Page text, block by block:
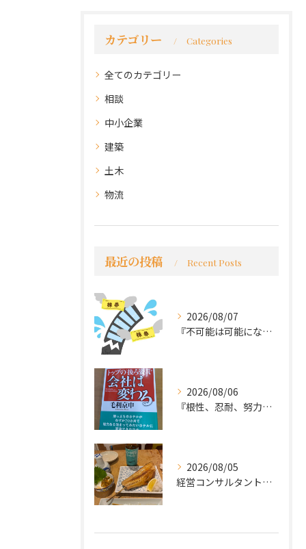
カテゴリー Categories
全てのカテゴリー
相談
中小企業
建築
土木
物流
最近の投稿 Recent Posts
2026/08/07
『不可能は可能になる』
2026/08/06
『根性、忍耐、努力という言葉は死語なのか』
2026/08/05
経営コンサルタントのモーちゃん・毛利京申です。